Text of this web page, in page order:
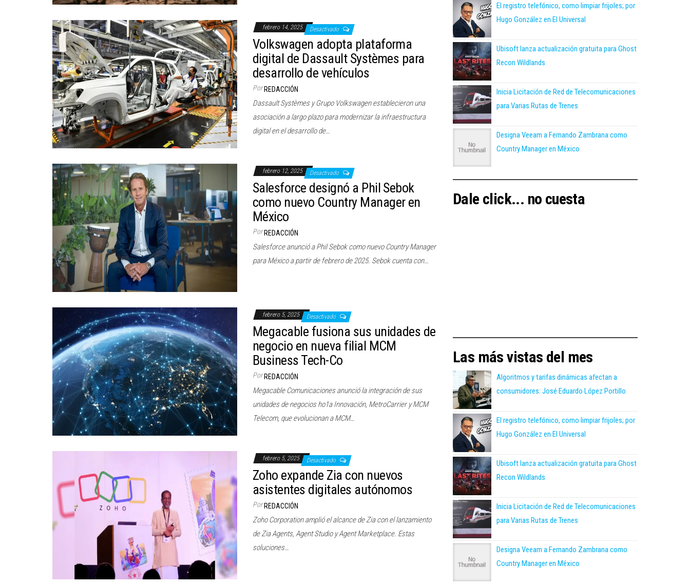
febrero 14, 2025 Desactivado
Volkswagen adopta plataforma
digital de Dassault Systèmes para
desarrollo de vehículos
Por REDACCIÓN
Dassault Systèmes y Grupo Volkswagen establecieron una
asociación a largo plazo para modernizar la infraestructura
digital en el desarrollo de…
febrero 12, 2025 Desactivado
Salesforce designó a Phil Sebok
como nuevo Country Manager en
México
Por REDACCIÓN
Salesforce anunció a Phil Sebok como nuevo Country Manager
para México a partir de febrero de 2025. Sebok cuenta con…
febrero 5, 2025 Desactivado
Megacable fusiona sus unidades de
negocio en nueva filial MCM
Business Tech-Co
Por REDACCIÓN
Megacable Comunicaciones anunció la integración de sus
unidades de negocios ho1a Innovación, MetroCarrier y MCM
Telecom, que evolucionan a MCM…
febrero 5, 2025 Desactivado
Zoho expande Zia con nuevos
asistentes digitales autónomos
Por REDACCIÓN
Zoho Corporation amplió el alcance de Zia con el lanzamiento
de Zia Agents, Agent Studio y Agent Marketplace. Estas
soluciones…
El registro telefónico, como limpiar frijoles; por
Hugo González en El Universal
Ubisoft lanza actualización gratuita para Ghost
Recon Wildlands
Inicia Licitación de Red de Telecomunicaciones
para Varias Rutas de Trenes
Designa Veeam a Fernando Zambrana como
Country Manager en México
Dale click... no cuesta
Las más vistas del mes
Algoritmos y tarifas dinámicas afectan a
consumidores: José Eduardo López Portillo
El registro telefónico, como limpiar frijoles; por
Hugo González en El Universal
Ubisoft lanza actualización gratuita para Ghost
Recon Wildlands
Inicia Licitación de Red de Telecomunicaciones
para Varias Rutas de Trenes
Designa Veeam a Fernando Zambrana como
Country Manager en México